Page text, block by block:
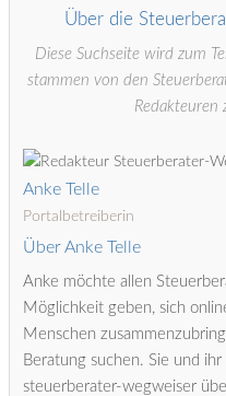
Über die
Diese Suchseite wird zum
stammen von den
Redakteuren
Anke Telle
Portalbetreiberin
Über Anke Telle
Anke möchte allen
Möglichkeit geben, sich
Menschen
Beratung suchen. Sie und
steuerberater-wegweiser